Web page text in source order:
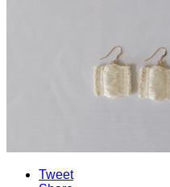
Tweet